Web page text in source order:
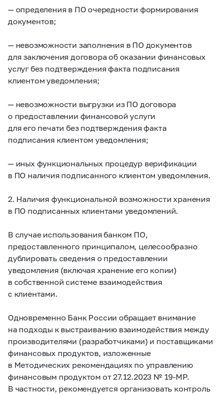
— определения в ПО очередности формирования
документов;
— невозможности заполнения в ПО документов
для заключения договора об оказании финансовых
услуг без подтверждения факта подписания
клиентом уведомления;
— невозможности выгрузки из ПО договора
о предоставлении финансовой услуги
для его печати без подтверждения факта
подписания клиентом уведомления;
— иных функциональных процедур верификации
в ПО наличия подписанного клиентом уведомления.
2. Наличия функциональной возможности хранения
в ПО подписанных клиентами уведомлений.
В случае использования банком ПО,
предоставленного принципалом, целесообразно
дублировать сведения о предоставлении
уведомления (включая хранение его копии)
в собственной системе взаимодействия
с клиентами.
Одновременно Банк России обращает внимание
на подходы к выстраиванию взаимодействия между
производителями (разработчиками) и поставщиками
финансовых продуктов, изложенные
в Методических рекомендациях по управлению
финансовым продуктом от 27.12.2023 № 19-МР.
В частности, рекомендуется организовать контроль